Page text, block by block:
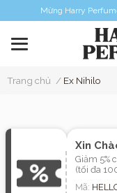
Mừng Harry
Trang chủ / Ex Nihilo
Xin
Giảm 5%
(tối đa
Mã: